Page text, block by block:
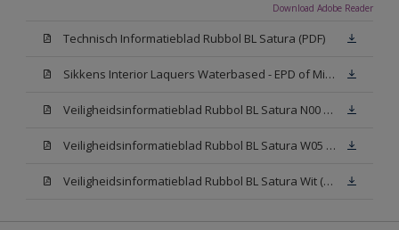
Download Adobe Reader
Technisch Informatieblad Rubbol BL Satura (PDF)
Sikkens Interior Laquers Waterbased - EPD of Milieuproductverklaring
Veiligheidsinformatieblad Rubbol BL Satura N00 (MSDS)
Veiligheidsinformatieblad Rubbol BL Satura W05 (MSDS)
Veiligheidsinformatieblad Rubbol BL Satura Wit (MSDS)